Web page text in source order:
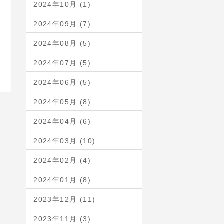
2024年10月 (1)
2024年09月 (7)
2024年08月 (5)
2024年07月 (5)
2024年06月 (5)
2024年05月 (8)
2024年04月 (6)
2024年03月 (10)
2024年02月 (4)
2024年01月 (8)
2023年12月 (11)
2023年11月 (3)